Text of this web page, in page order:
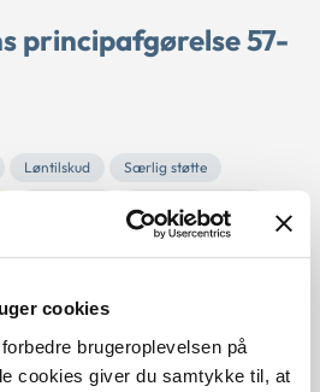
cookies
brugeroplevelsen på
cookies giver du samtykke til, at
principafgørelse 57-
Løntilskud
Særlig støtte
boligudgifter eller stor
aktivloven få særlig støtte.